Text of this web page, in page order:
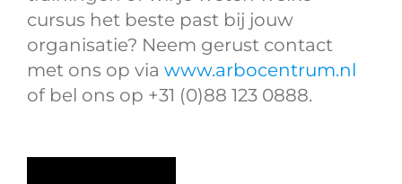
cursus het beste past bij jouw
organisatie? Neem gerust contact
met ons op via www.arbocentrum.nl
of bel ons op +31 (0)88 123 0888.